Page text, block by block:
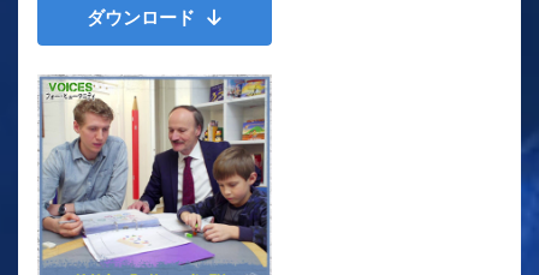
ダウンロード